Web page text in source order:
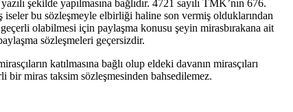
şekilde yapılmasına bağlıdır. 4721 sayılı TMK’nın 676.
iseler bu sözleşmeyle elbirliği haline son vermiş olduklarından
olabilmesi için paylaşma konusu şeyin mirasbırakana ait
sözleşmeleri geçersizdir.
katılmasına bağlı olup eldeki davanın mirasçıları
bir miras taksim sözleşmesinden bahsedilemez.